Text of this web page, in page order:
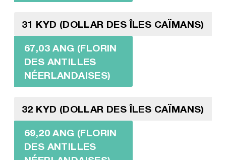
31 KYD (DOLLAR DES ÎLES CAÏMANS)
67,03 ANG (FLORIN
DES ANTILLES
NÉERLANDAISES)
32 KYD (DOLLAR DES ÎLES CAÏMANS)
69,20 ANG (FLORIN
DES ANTILLES